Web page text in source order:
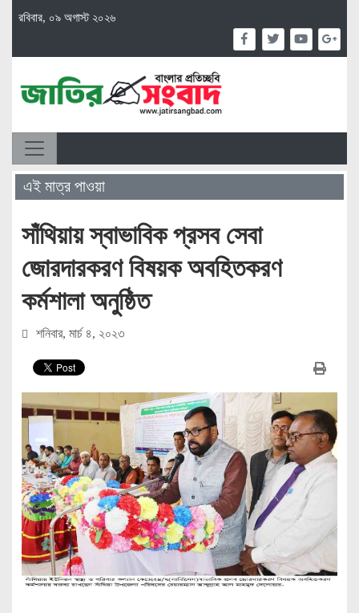
রবিবার, ০৯ অগাস্ট ২০২৬
এই মাত্র পাওয়া
সাঁথিয়ায় স্বাভাবিক প্রসব সেবা
জোরদারকরণ বিষয়ক অবহিতকরণ
কর্মশালা অনুষ্ঠিত
শনিবার, মার্চ ৪, ২০২৩